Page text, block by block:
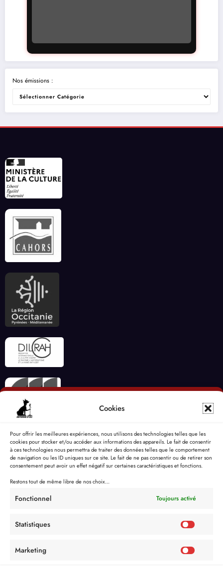
Cookies
Pour offrir les meilleures expériences, nous utilisons des technologies telles que les
cookies pour stocker et/ou accéder aux informations des appareils. Le fait de consentir
à ces technologies nous permettra de traiter des données telles que le comportement
de navigation ou les ID uniques sur ce site. Le fait de ne pas consentir ou de retirer son
consentement peut avoir un effet négatif sur certaines caractéristiques et fonctions.
Restons tout de même libre de nos choix...
Fonctionnel Toujours activé
Statistiques
Marketing
Nos émissions :